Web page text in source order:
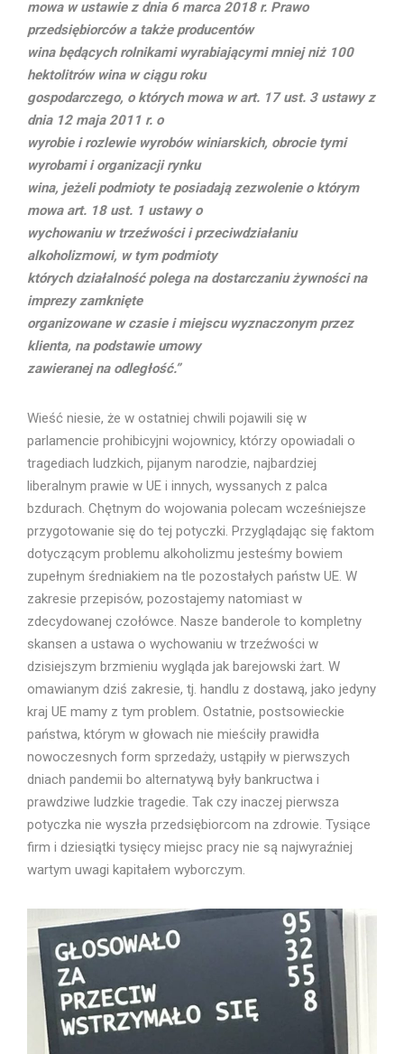
mowa w ustawie z dnia 6 marca 2018 r. Prawo
przedsiębiorców a także producentów
wina będących rolnikami wyrabiającymi mniej niż 100
hektolitrów wina w ciągu roku
gospodarczego, o których mowa w art. 17 ust. 3 ustawy z
dnia 12 maja 2011 r. o
wyrobie i rozlewie wyrobów winiarskich, obrocie tymi
wyrobami i organizacji rynku
wina, jeżeli podmioty te posiadają zezwolenie o którym
mowa art. 18 ust. 1 ustawy o
wychowaniu w trzeźwości i przeciwdziałaniu
alkoholizmowi, w tym podmioty
których działalność polega na dostarczaniu żywności na
imprezy zamknięte
organizowane w czasie i miejscu wyznaczonym przez
klienta, na podstawie umowy
zawieranej na odległość.”
Wieść niesie, że w ostatniej chwili pojawili się w
parlamencie prohibicyjni wojownicy, którzy opowiadali o
tragediach ludzkich, pijanym narodzie, najbardziej
liberalnym prawie w UE i innych, wyssanych z palca
bzdurach. Chętnym do wojowania polecam wcześniejsze
przygotowanie się do tej potyczki. Przyglądając się faktom
dotyczącym problemu alkoholizmu jesteśmy bowiem
zupełnym średniakiem na tle pozostałych państw UE. W
zakresie przepisów, pozostajemy natomiast w
zdecydowanej czołówce. Nasze banderole to kompletny
skansen a ustawa o wychowaniu w trzeźwości w
dzisiejszym brzmieniu wygląda jak barejowski żart. W
omawianym dziś zakresie, tj. handlu z dostawą, jako jedyny
kraj UE mamy z tym problem. Ostatnie, postsowieckie
państwa, którym w głowach nie mieściły prawidła
nowoczesnych form sprzedaży, ustąpiły w pierwszych
dniach pandemii bo alternatywą były bankructwa i
prawdziwe ludzkie tragedie. Tak czy inaczej pierwsza
potyczka nie wyszła przedsiębiorcom na zdrowie. Tysiące
firm i dziesiątki tysięcy miejsc pracy nie są najwyraźniej
wartym uwagi kapitałem wyborczym.